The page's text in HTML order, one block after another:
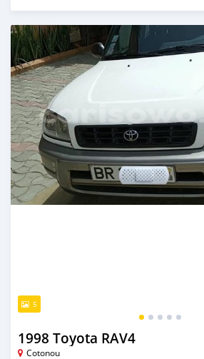
Publié il y a environ 4 ans
5
1998 Toyota RAV4
Cotonou